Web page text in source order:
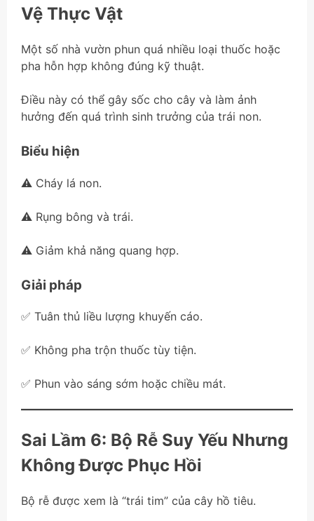
Vệ Thực Vật
Một số nhà vườn phun quá nhiều loại thuốc hoặc
pha hỗn hợp không đúng kỹ thuật.
Điều này có thể gây sốc cho cây và làm ảnh
hưởng đến quá trình sinh trưởng của trái non.
Biểu hiện
⚠️ Cháy lá non.
⚠️ Rụng bông và trái.
⚠️ Giảm khả năng quang hợp.
Giải pháp
✅ Tuân thủ liều lượng khuyến cáo.
✅ Không pha trộn thuốc tùy tiện.
✅ Phun vào sáng sớm hoặc chiều mát.
Sai Lầm 6: Bộ Rễ Suy Yếu Nhưng
Không Được Phục Hồi
Bộ rễ được xem là “trái tim” của cây hồ tiêu.